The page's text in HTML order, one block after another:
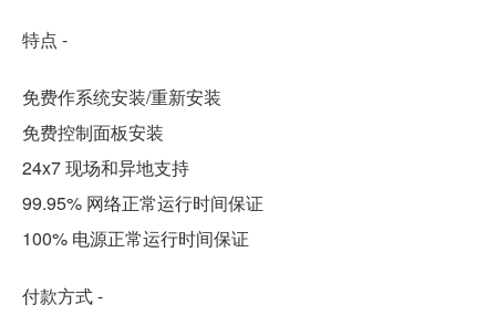
特点 -
免费作系统安装/重新安装
免费控制面板安装
24x7 现场和异地支持
99.95% 网络正常运行时间保证
100% 电源正常运行时间保证
付款方式 -